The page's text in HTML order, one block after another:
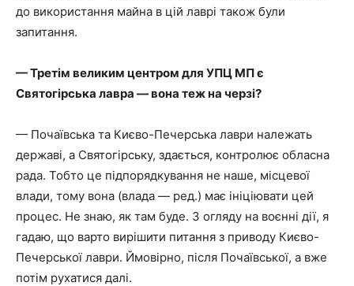
до використання майна в цій лаврі також були
запитання.
— Третім великим центром для УПЦ МП є
Святогірська лавра — вона теж на черзі?
— Почаївська та Києво-Печерська лаври належать
державі, а Святогірську, здається, контролює обласна
рада. Тобто це підпорядкування не наше, місцевої
влади, тому вона (влада — ред.) має ініціювати цей
процес. Не знаю, як там буде. З огляду на воєнні дії, я
гадаю, що варто вирішити питання з приводу Києво-
Печерської лаври. Ймовірно, після Почаївської, а вже
потім рухатися далі.